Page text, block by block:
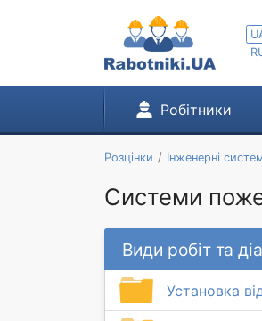
Робітники
Розцінки Інженерні
Системи
Види робіт та
Установка